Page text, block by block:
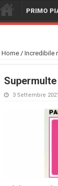
PRIMO
Home / Incredibile
3 Settembre 2021